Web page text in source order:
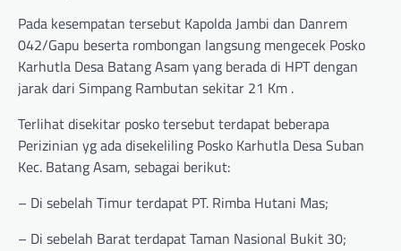
Pada kesempatan tersebut Kapolda Jambi dan Danrem
042/Gapu beserta rombongan langsung mengecek Posko
Karhutla Desa Batang Asam yang berada di HPT dengan
jarak dari Simpang Rambutan sekitar 21 Km .
Terlihat disekitar posko tersebut terdapat beberapa
Perizinian yg ada disekeliling Posko Karhutla Desa Suban
Kec. Batang Asam, sebagai berikut:
– Di sebelah Timur terdapat PT. Rimba Hutani Mas;
– Di sebelah Barat terdapat Taman Nasional Bukit 30;